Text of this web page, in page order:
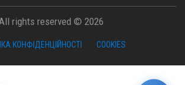
rights reserved © 2026
КОНФІДЕНЦІЙНОСТІ COOKIES